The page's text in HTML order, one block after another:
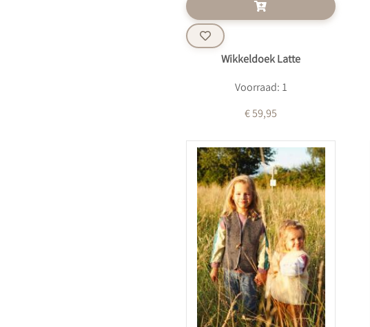
Wikkeldoek Latte
Voorraad: 1
€ 59,95